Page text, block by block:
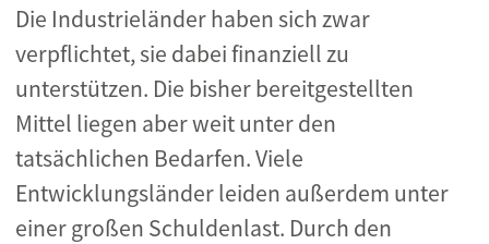
Die Industrieländer haben sich zwar
verpflichtet, sie dabei finanziell zu
unterstützen. Die bisher bereitgestellten
Mittel liegen aber weit unter den
tatsächlichen Bedarfen. Viele
Entwicklungsländer leiden außerdem unter
einer großen Schuldenlast. Durch den